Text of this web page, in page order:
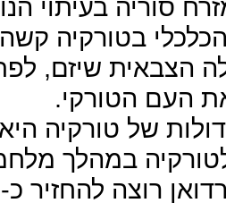
סוריה בעיתוי
בטורקיה
הצבאית שיזם,
העם הטורקי.
במהלך